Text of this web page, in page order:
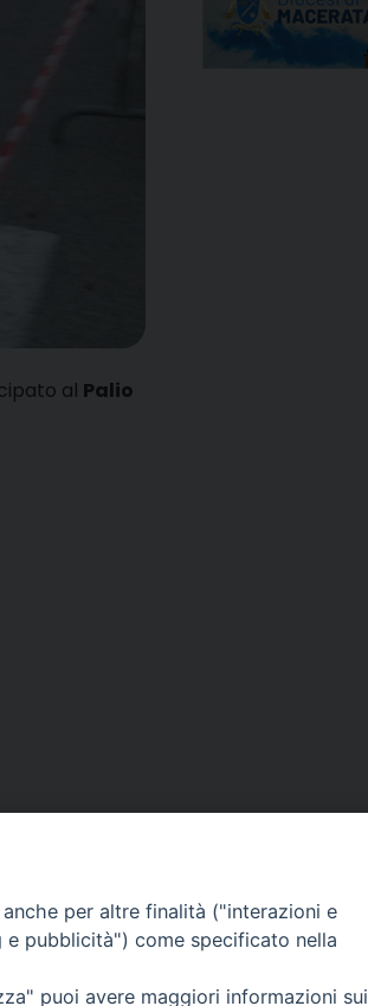
al Palio
per altre finalità ("interazioni e
pubblicità") come specificato nella
puoi avere maggiori informazioni sui